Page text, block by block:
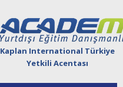
Kaplan International Türkiye
Yetkili Acentası